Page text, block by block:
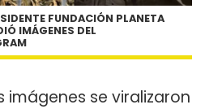
FUNDACIÓN PLANETA
IMÁGENES DEL
imágenes se viralizaron